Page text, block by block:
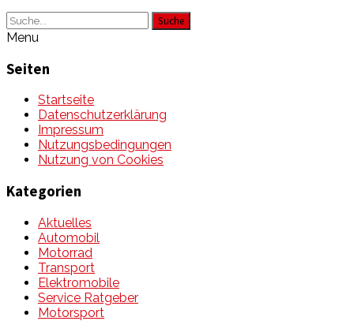
Suche
Menu
Seiten
Startseite
Datenschutzerklärung
Impressum
Nutzungsbedingungen
Nutzung von Cookies
Kategorien
Aktuelles
Automobil
Motorrad
Transport
Elektromobile
Service Ratgeber
Motorsport